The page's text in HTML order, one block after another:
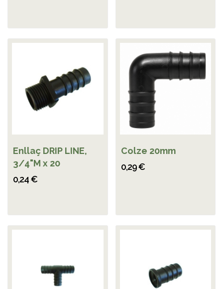
Enllaç DRIP LINE,
3/4"M x 20
0,24 €
Colze 20mm
0,29 €